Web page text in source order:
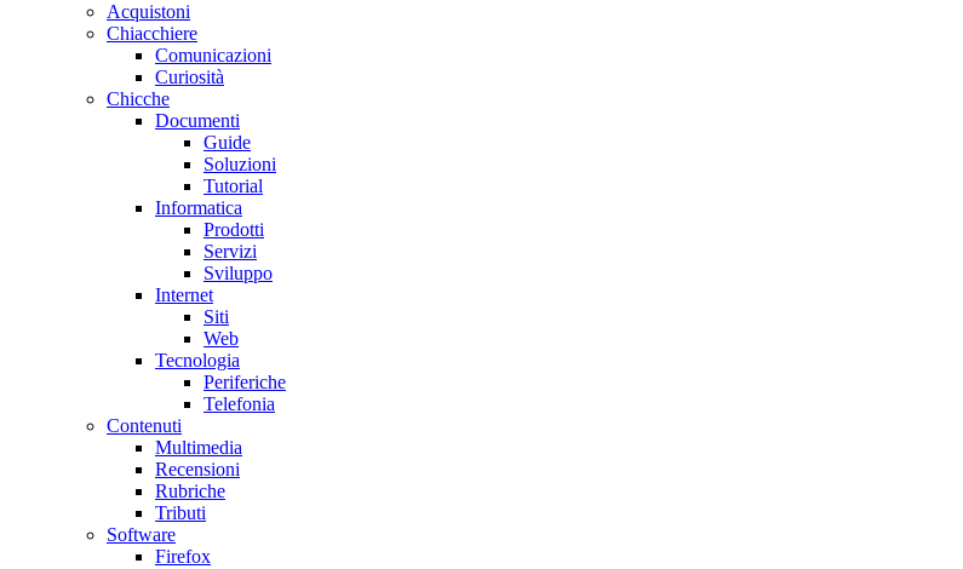
Acquistoni
Chiacchiere
Comunicazioni
Curiosità
Chicche
Documenti
Guide
Soluzioni
Tutorial
Informatica
Prodotti
Servizi
Sviluppo
Internet
Siti
Web
Tecnologia
Periferiche
Telefonia
Contenuti
Multimedia
Recensioni
Rubriche
Tributi
Software
Firefox